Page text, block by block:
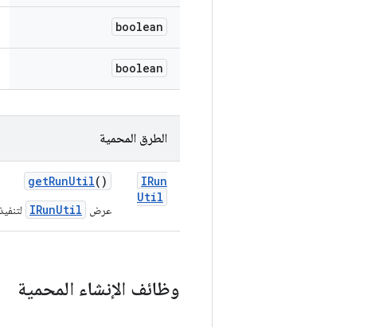
boolean
boolean
الطرق المحمية
IRun
Util
getRunUtil()
عرض IRunUtil
وظائف الإنشاء المحمية